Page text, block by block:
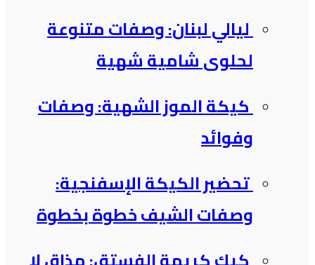
ليالي لبنان: وصفات متنوعة
لحلوى شامية شهية
كيكة الموز الشهية: وصفات
وفوائد
تحضير الكيكة الإسفنجية:
وصفات الشيف خطوة بخطوة